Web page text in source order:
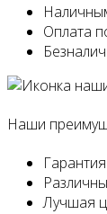
Оплата
Наши
Гарантия
Лучшая